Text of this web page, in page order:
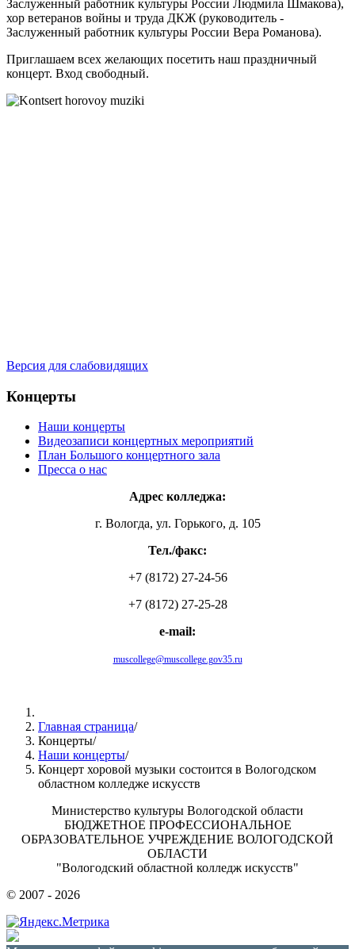
Заслуженный работник культуры России Людмила Шмакова),
хор ветеранов войны и труда ДКЖ (руководитель -
Заслуженный работник культуры России Вера Романова).
Приглашаем всех желающих посетить наш праздничный
концерт. Вход свободный.
Версия для слабовидящих
Концерты
Наши концерты
Видеозаписи концертных мероприятий
План Большого концертного зала
Пресса о нас
Адрес колледжа:
г. Вологда, ул. Горького, д. 105
Тел./факс:
+7 (8172) 27-24-56
+7 (8172) 27-25-28
e-mail:
muscollege@muscollege.gov35.ru
Главная страница/
Концерты/
Наши концерты/
Концерт хоровой музыки состоится в Вологодском
областном колледже искусств
Министерство культуры Вологодской области
БЮДЖЕТНОЕ ПРОФЕССИОНАЛЬНОЕ
ОБРАЗОВАТЕЛЬНОЕ УЧРЕЖДЕНИЕ ВОЛОГОДСКОЙ
ОБЛАСТИ
"Вологодский областной колледж искусств"
© 2007 - 2026